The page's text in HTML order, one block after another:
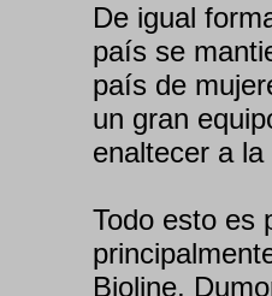
De igual
país se
país de
un gran
enaltecer a
Todo esto es
Bioline,